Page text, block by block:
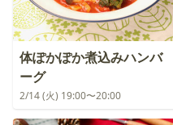
体ぽかぽか煮込みハンバ
ーグ
2/14 (火) 19:00〜20:00